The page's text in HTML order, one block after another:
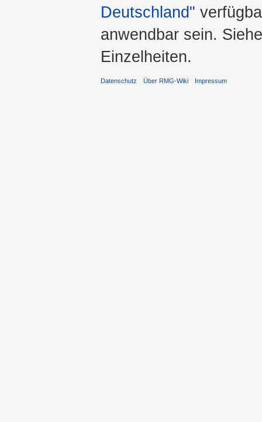
Deutschland"
anwendbar sein.
Einzelheiten.
Datenschutz Über RMG-Wiki Impressum